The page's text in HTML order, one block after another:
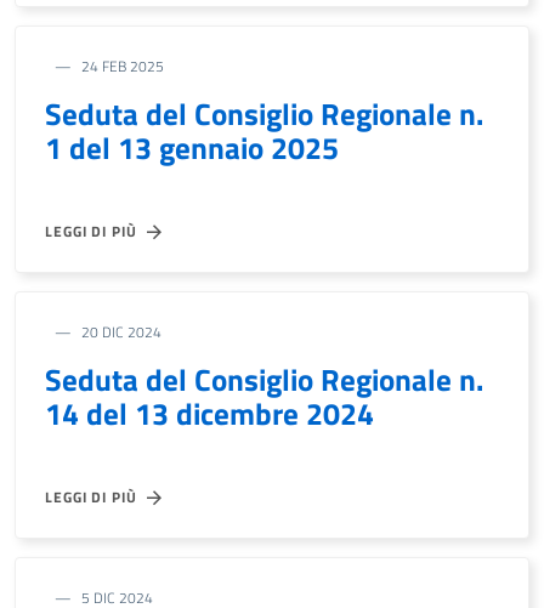
24 FEB 2025
Seduta del Consiglio Regionale n.
1 del 13 gennaio 2025
LEGGI DI PIÙ
20 DIC 2024
Seduta del Consiglio Regionale n.
14 del 13 dicembre 2024
LEGGI DI PIÙ
5 DIC 2024